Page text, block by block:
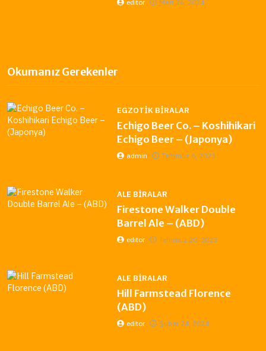
editor Mart 26, 2024
Okumanız Gerekenler
EGZOTIK BIRALAR
Echigo Beer Co. – Koshihikari
Echigo Beer – (Japonya)
admin Temmuz 6, 2023
ALE BIRALAR
Firestone Walker Double
Barrel Ale – (ABD)
editor Temmuz 20, 2023
ALE BIRALAR
Hill Farmstead Florence
(ABD)
editor Şubat 24, 2024